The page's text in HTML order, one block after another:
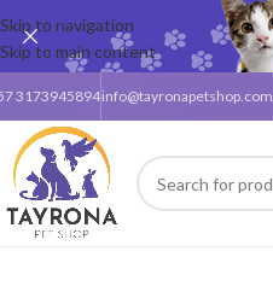
Skip to navigation
Skip to main content
3173945894info@tayronapetshop.com